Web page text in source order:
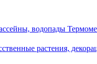
водопады
растения,